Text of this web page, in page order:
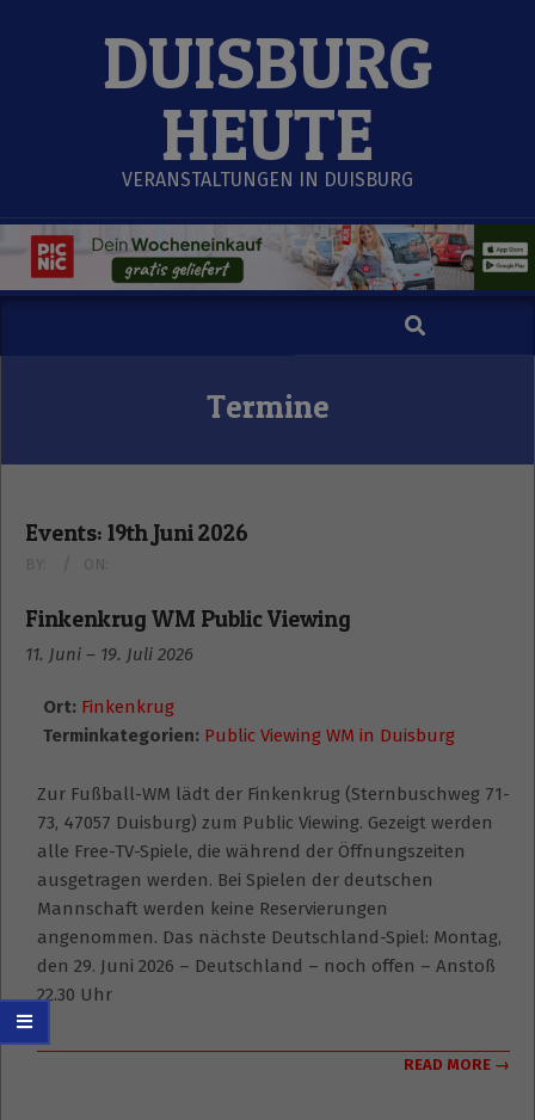
DUISBURG
HEUTE
VERANSTALTUNGEN IN DUISBURG
Search
Termine
Events: 19th Juni 2026
BY: ON:
Finkenkrug WM Public Viewing
11. Juni – 19. Juli 2026
Ort: Finkenkrug
Terminkategorien: Public Viewing WM in Duisburg
Zur Fußball-WM lädt der Finkenkrug (Sternbuschweg 71-
73, 47057 Duisburg) zum Public Viewing. Gezeigt werden
alle Free-TV-Spiele, die während der Öffnungszeiten
ausgetragen werden. Bei Spielen der deutschen
Mannschaft werden keine Reservierungen
angenommen. Das nächste Deutschland-Spiel: Montag,
den 29. Juni 2026 – Deutschland – noch offen – Anstoß
22.30 Uhr
READ MORE →